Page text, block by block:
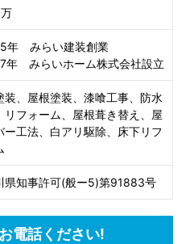
年 みらい建装創業
年 みらいホーム株式会社設立
装、屋根塗装、漆喰工事、防水
リフォーム、屋根葺き替え、屋
ー工法、白アリ駆除、床下リフ
県知事許可(般ー5)第91883号
電話ください!